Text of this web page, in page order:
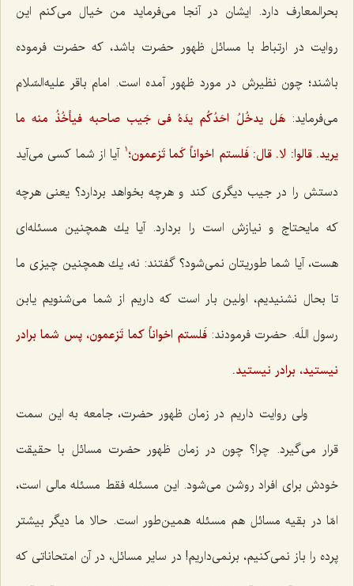
بحرالمعارف دارد. ایشان در آنجا می‌فرماید من خیال می‌كنم این
روایت در ارتباط با مسائل ظهور حضرت باشد، كه حضرت فرموده
باشند؛ چون نظیرش در مورد ظهور آمده است. امام باقر علیه‌السّلام
می‌فرماید: هَل يدخُلُ احَدُكُم يدَهُ فى جَيب صاحبه فيأخُذُ منه ما
يريد. قالوا: لا. قال: فَلستم اخواناً كَما تَزعمون؛ 1 آیا از شما كسی می‌آید
دستش را در جیب دیگری كند و هرچه بخواهد بردارد؟ یعنی هرچه
كه مایحتاج و نیازش است را بردارد. آیا یك همچنین مسئله‌ای
هست، آیا شما طوریتان نمی‌شود؟ گفتند: نه، یك همچنین چیزی ما
تا بحال نشنیدیم، اولین بار است كه داریم از شما می‌شنویم یابن
رسول اللَه. حضرت فرمودند: فَلستم اخواناً كما تَزعمون،پس شما برادر
نیستید، برادر نیستید.
ولی روایت داریم در زمان ظهور حضرت، جامعه به این سمت
قرار می‌گیرد. چرا؟ چون در زمان ظهور حضرت مسائل با حقیقت
خودش برای افراد روشن می‌شود. این مسئله فقط مسئله مالی است،
امّا در بقیه مسائل هم مسئله همین‌طور است. حالا ما دیگر بیشتر
پرده را باز نمی‌كنیم، برنمی‌داریم! در سایر مسائل، در آن امتحاناتی كه